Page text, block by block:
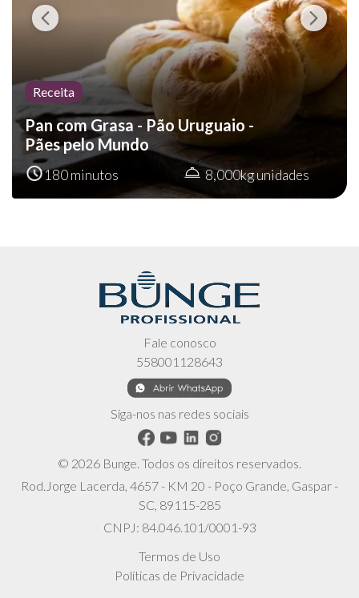
Receita
Pan com Grasa - Pão Uruguaio -
Pães pelo Mundo
180 minutos 8,000kg unidades
Fale conosco
558001128643
Siga-nos nas redes sociais
© 2026 Bunge. Todos os direitos reservados.
Rod.Jorge Lacerda, 4657 - KM 20 - Poço Grande, Gaspar -
SC, 89115-285
CNPJ: 84.046.101/0001-93
Termos de Uso
Políticas de Privacidade